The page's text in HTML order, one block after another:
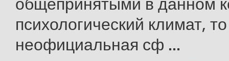
общепринятыми в данном
психологический климат,
неофициальная сф ...